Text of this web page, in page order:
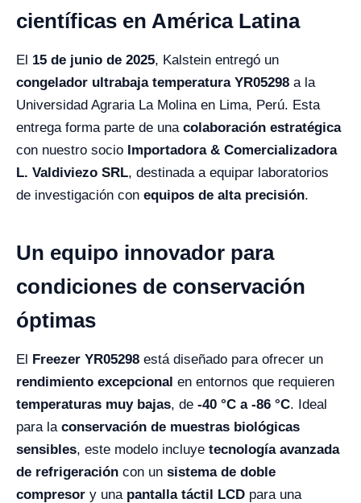
científicas en América Latina
El 15 de junio de 2025, Kalstein entregó un
congelador ultrabaja temperatura YR05298 a la
Universidad Agraria La Molina en Lima, Perú. Esta
entrega forma parte de una colaboración estratégica
con nuestro socio Importadora & Comercializadora
L. Valdiviezo SRL, destinada a equipar laboratorios
de investigación con equipos de alta precisión.
Un equipo innovador para
condiciones de conservación
óptimas
El Freezer YR05298 está diseñado para ofrecer un
rendimiento excepcional en entornos que requieren
temperaturas muy bajas, de -40 °C a -86 °C. Ideal
para la conservación de muestras biológicas
sensibles, este modelo incluye tecnología avanzada
de refrigeración con un sistema de doble
compresor y una pantalla táctil LCD para una